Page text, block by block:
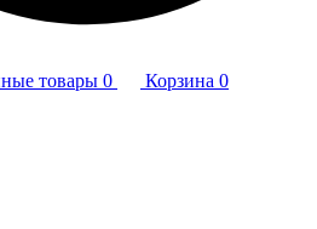
товары 0 Корзина 0